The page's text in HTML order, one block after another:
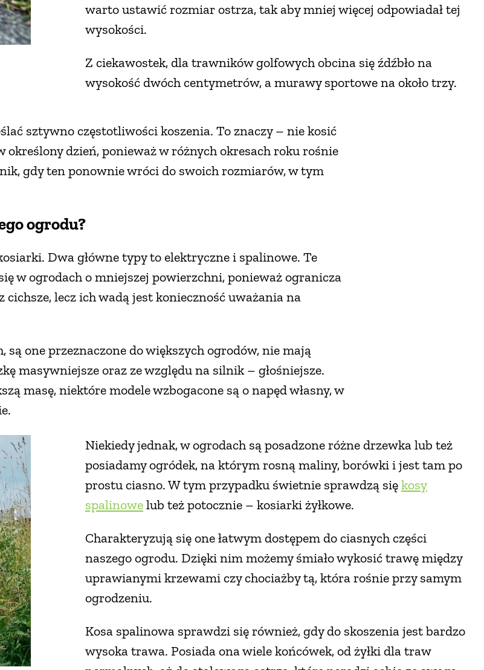
warto ustawić rozmiar ostrza, tak aby mniej więcej odpowiadał tej
wysokości.
Z ciekawostek, dla trawników golfowych obcina się źdźbło na
wysokość dwóch centymetrów, a murawy sportowe na około trzy.
sztywno częstotliwości koszenia. To znaczy – nie kosić
dzień, ponieważ w różnych okresach roku rośnie
gdy ten ponownie wróci do swoich rozmiarów, w tym
ogrodu?
Dwa główne typy to elektryczne i spalinowe. Te
w ogrodach o mniejszej powierzchni, ponieważ ogranicza
cichsze, lecz ich wadą jest konieczność uważania na
one przeznaczone do większych ogrodów, nie mają
masywniejsze oraz ze względu na silnik – głośniejsze.
masę, niektóre modele wzbogacone są o napęd własny, w
Niekiedy jednak, w ogrodach są posadzone różne drzewka lub też
posiadamy ogródek, na którym rosną maliny, borówki i jest tam po
prostu ciasno. W tym przypadku świetnie sprawdzą siękosy
spalinowelub też potocznie – kosiarki żyłkowe.
Charakteryzują się one łatwym dostępem do ciasnych części
naszego ogrodu. Dzięki nim możemy śmiało wykosić trawę między
uprawianymi krzewami czy chociażby tą, która rośnie przy samym
ogrodzeniu.
Kosa spalinowa sprawdzi się również, gdy do skoszenia jest bardzo
wysoka trawa. Posiada ona wiele końcówek, od żyłki dla traw